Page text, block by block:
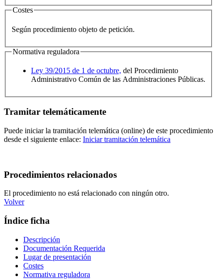
Costes
Según procedimiento objeto de petición.
Normativa reguladora
Ley 39/2015 de 1 de octubre, del Procedimiento
Administrativo Común de las Administraciones Públicas.
Tramitar telemáticamente
Puede iniciar la tramitación telemática (online) de este procedimiento
desde el siguiente enlace: Iniciar tramitación telemática
Procedimientos relacionados
El procedimiento no está relacionado con ningún otro.
Volver
Índice ficha
Descripción
Documentación Requerida
Lugar de presentación
Costes
Normativa reguladora